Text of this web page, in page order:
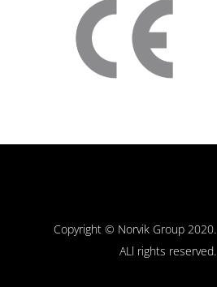
Copyright © Norvik Group 2020.
ALl rights reserved.